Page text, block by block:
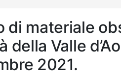
di materiale
della Valle
2021.